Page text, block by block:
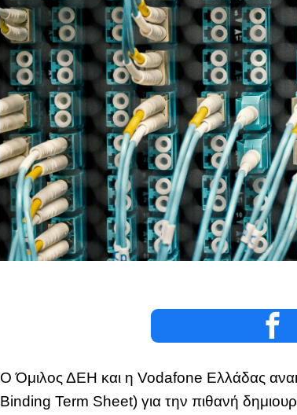
Ο Όμιλος ΔΕΗ και η Vodafone Ελλάδας
Binding Term Sheet) για την πιθανή